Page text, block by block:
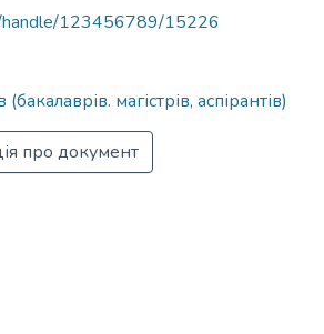
handle/123456789/15226
магістрів, аспірантів)
про документ